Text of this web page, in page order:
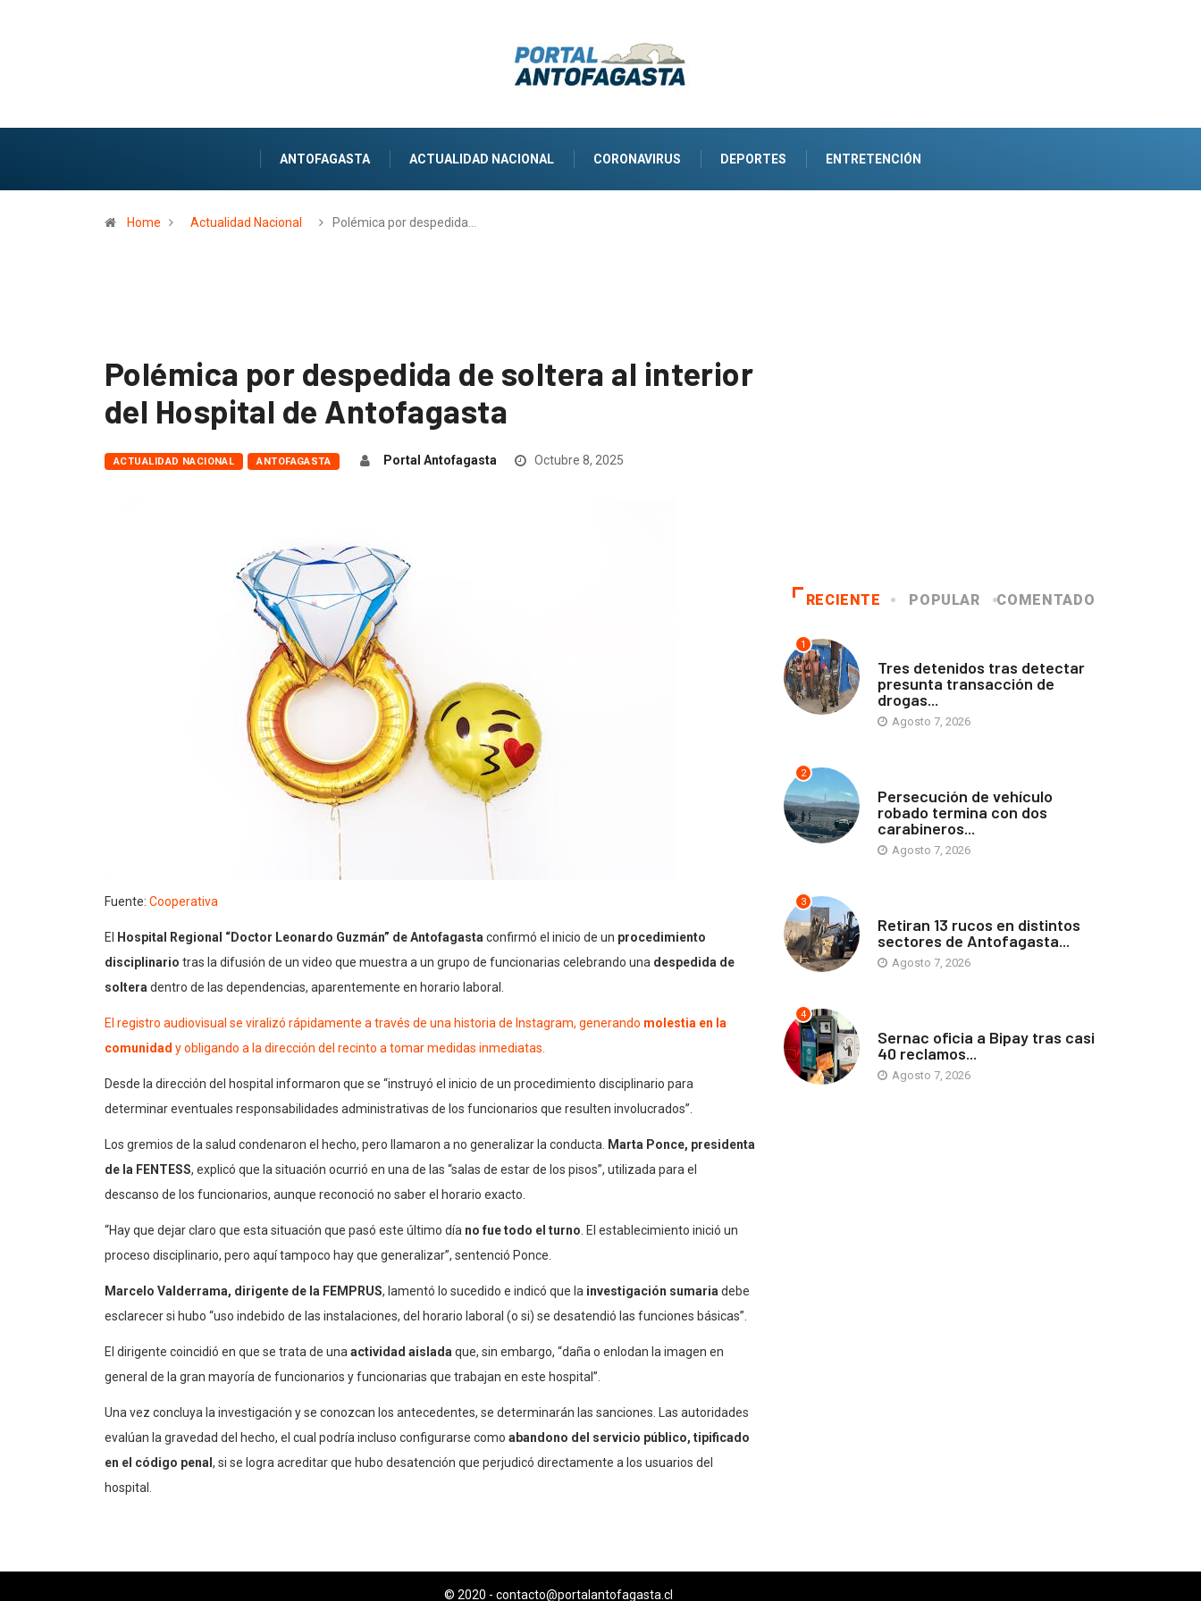
ANTOFAGASTA ACTUALIDAD NACIONAL CORONAVIRUS DEPORTES ENTRETENCIÓN
Home Actualidad Nacional Polémica por despedida…
Polémica por despedida de soltera al interior
del Hospital de Antofagasta
ACTUALIDAD NACIONAL ANTOFAGASTA Portal Antofagasta Octubre 8, 2025
Fuente: Cooperativa
El Hospital Regional “Doctor Leonardo Guzmán” de Antofagasta confirmó el inicio de un procedimiento
disciplinario tras la difusión de un video que muestra a un grupo de funcionarias celebrando una despedida de
soltera dentro de las dependencias, aparentemente en horario laboral.
El registro audiovisual se viralizó rápidamente a través de una historia de Instagram, generando molestia en la
comunidad y obligando a la dirección del recinto a tomar medidas inmediatas.
Desde la dirección del hospital informaron que se “instruyó el inicio de un procedimiento disciplinario para
determinar eventuales responsabilidades administrativas de los funcionarios que resulten involucrados”.
Los gremios de la salud condenaron el hecho, pero llamaron a no generalizar la conducta. Marta Ponce, presidenta
de la FENTESS, explicó que la situación ocurrió en una de las “salas de estar de los pisos”, utilizada para el
descanso de los funcionarios, aunque reconoció no saber el horario exacto.
“Hay que dejar claro que esta situación que pasó este último día no fue todo el turno . El establecimiento inició un
proceso disciplinario, pero aquí tampoco hay que generalizar”, sentenció Ponce.
Marcelo Valderrama, dirigente de la FEMPRUS, lamentó lo sucedido e indicó que la investigación sumaria debe
esclarecer si hubo “uso indebido de las instalaciones, del horario laboral (o si) se desatendió las funciones básicas”.
El dirigente coincidió en que se trata de una actividad aislada que, sin embargo, “daña o enlodan la imagen en
general de la gran mayoría de funcionarios y funcionarias que trabajan en este hospital”.
Una vez concluya la investigación y se conozcan los antecedentes, se determinarán las sanciones. Las autoridades
evalúan la gravedad del hecho, el cual podría incluso configurarse como abandono del servicio público, tipificado
en el código penal, si se logra acreditar que hubo desatención que perjudicó directamente a los usuarios del
hospital.
RECIENTE POPULAR COMENTADO
1
Tres detenidos tras detectar
presunta transacción de
drogas...
Agosto 7, 2026
2
Persecución de vehículo
robado termina con dos
carabineros...
Agosto 7, 2026
3
Retiran 13 rucos en distintos
sectores de Antofagasta...
Agosto 7, 2026
4
Sernac oficia a Bipay tras casi
40 reclamos...
Agosto 7, 2026
© 2020 - contacto@portalantofagasta.cl